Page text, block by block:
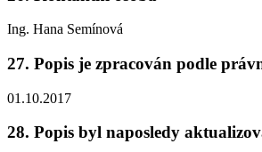
Ing. Hana Semínová
27. Popis je zpracován podle
01.10.2017
28. Popis byl naposledy